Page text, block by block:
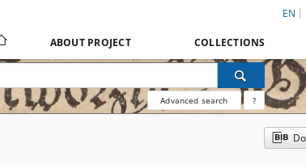
EN
ABOUT PROJECT COLLECTIONS
Advanced search ?